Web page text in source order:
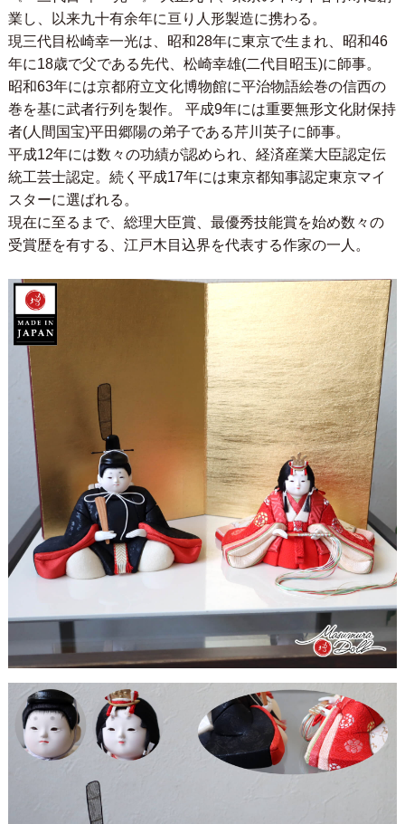
業し、以来九十有余年に亘り人形製造に携わる。
現三代目松崎幸一光は、昭和28年に東京で生まれ、昭和46
年に18歳で父である先代、松崎幸雄(二代目昭玉)に師事。
昭和63年には京都府立文化博物館に平治物語絵巻の信西の
巻を基に武者行列を製作。 平成9年には重要無形文化財保持
者(人間国宝)平田郷陽の弟子である芹川英子に師事。
平成12年には数々の功績が認められ、経済産業大臣認定伝
統工芸士認定。続く平成17年には東京都知事認定東京マイ
スターに選ばれる。
現在に至るまで、総理大臣賞、最優秀技能賞を始め数々の
受賞歴を有する、江戸木目込界を代表する作家の一人。